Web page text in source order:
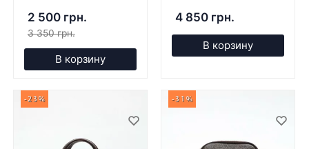
2 500 грн.
3 350 грн.
В корзину
4 850 грн.
В корзину
-23% -31%